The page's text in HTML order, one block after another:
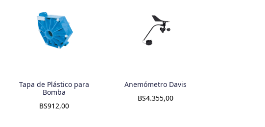
Tapa de Plástico para
Bomba
BS912,00
Anemómetro Davis
BS4.355,00